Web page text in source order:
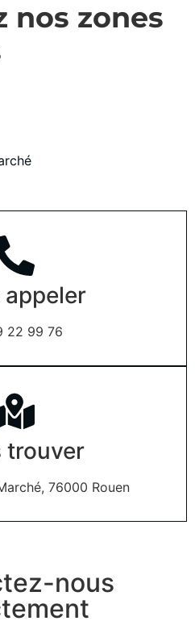
nos zones
appeler
22 99 76
trouver
76000 Rouen
nous